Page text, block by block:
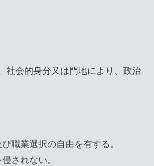
社会的身分又は門地により、政治
職業選択の自由を有する。
されない。